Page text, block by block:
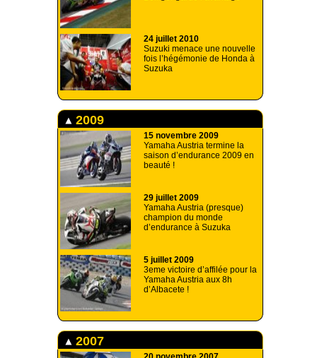
24 juillet 2010
Suzuki menace une nouvelle
fois l’hégémonie de Honda à
Suzuka
2009
15 novembre 2009
Yamaha Austria termine la
saison d’endurance 2009 en
beauté !
29 juillet 2009
Yamaha Austria (presque)
champion du monde
d’endurance à Suzuka
5 juillet 2009
3eme victoire d’affilée pour la
Yamaha Austria aux 8h
d’Albacete !
2007